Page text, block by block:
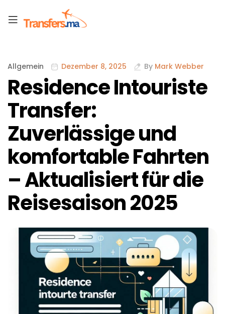
Allgemein Dezember 8, 2025 By Mark Webber
Residence Intouriste
Transfer:
Zuverlässige und
komfortable Fahrten
– Aktualisiert für die
Reisesaison 2025